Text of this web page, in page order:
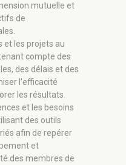
mutuelle et
de
et les projets au
compte des
des délais et des
l'efficacité
les résultats.
et les besoins
des outils
afin de repérer
et
des membres de